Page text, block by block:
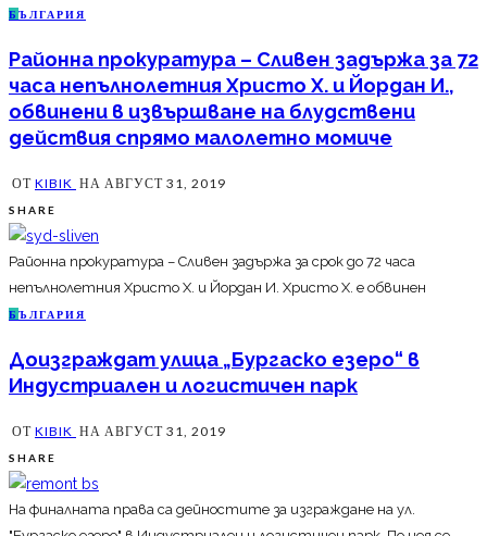
Б ЪЛГАРИЯ
Районна прокуратура – Сливен задържа за 72
часа непълнолетния Христо Х. и Йордан И.,
обвинени в извършване на блудствени
действия спрямо малолетно момиче
ОТ KIBIK НА АВГУСТ 31, 2019
SHARE
Районна прокуратура – Сливен задържа за срок до 72 часа
непълнолетния Христо Х. и Йордан И. Христо Х. е обвинен
Б ЪЛГАРИЯ
Доизграждат улица „Бургаско езеро“ в
Индустриален и логистичен парк
ОТ KIBIK НА АВГУСТ 31, 2019
SHARE
На финалната права са дейностите за изграждане на ул.